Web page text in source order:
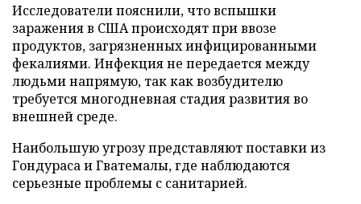
Исследователи пояснили, что вспышки
заражения в США происходят при ввозе
продуктов, загрязненных инфицированными
фекалиями. Инфекция не передается между
людьми напрямую, так как возбудителю
требуется многодневная стадия развития во
внешней среде.
Наибольшую угрозу представляют поставки из
Гондураса и Гватемалы, где наблюдаются
серьезные проблемы с санитарией.